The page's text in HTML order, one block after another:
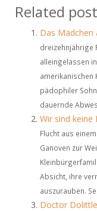
Related
Das Mädchen
dreizehnjährige
alleingelassen
amerikanischen
pädophiler
dauernde
Wir sind keine
Flucht aus
Ganoven zur
Absicht, ihre
auszurauben.
Doctor